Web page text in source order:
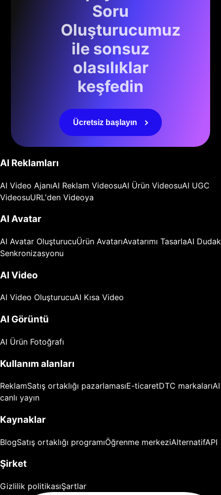
Soru
Oluşturucumuz
ile sonsuz
olasılıklar
keşfedin
Ücretsiz başlayın
AI Reklamları
AI Video AjanıAI Reklam VideosuAI Ürün VideosuAI UGC
VideosuURL'den Videoya
AI Avatar
AI Avatar OluşturucuÜrün AvatarıAvatarımı TasarlaAI Dudak
Senkronizasyonu
AI Video
AI Video OluşturucuAI Kısa Video
AI Görüntü
AI Ürün Fotoğrafı
Kullanım alanları
ReklamSatış ortaklığı pazarlamasıE-ticaretDTC markalarıAI
canlı yayın
Kaynaklar
BlogSatış ortaklığı programıÖğrenme merkeziAlternatifAPI
Şirket
Gizlilik politikasıŞartlar